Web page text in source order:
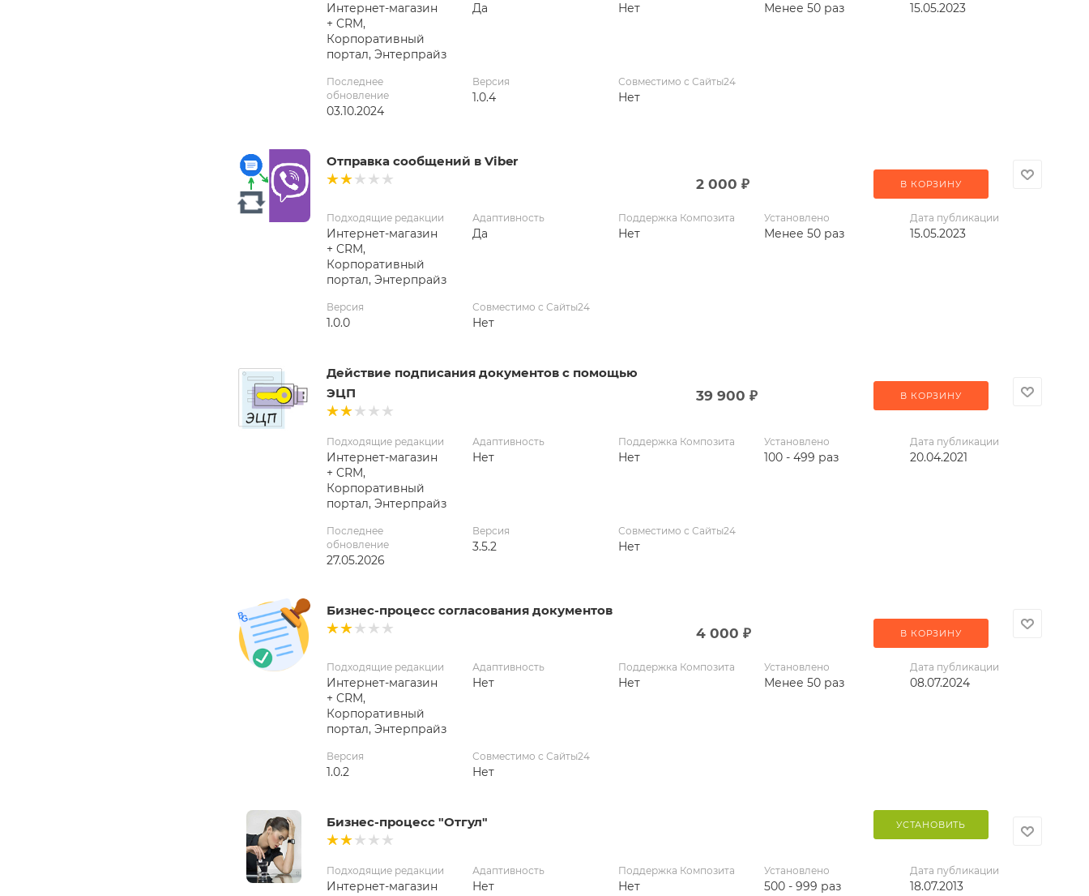
Интернет-магазин
+ CRM,
Корпоративный
портал, Энтерпрайз
Да Нет Менее 50 раз 15.05.2023
Последнее
обновление
03.10.2024
Версия
1.0.4
Совместимо с Сайты24
Нет
Отправка сообщений в Viber
2 000 ₽ В КОРЗИНУ
Подходящие редакции
Интернет-магазин
+ CRM,
Корпоративный
портал, Энтерпрайз
Адаптивность
Да
Поддержка Композита
Нет
Установлено
Менее 50 раз
Дата публикации
15.05.2023
Версия
1.0.0
Совместимо с Сайты24
Нет
Действие подписания документов с помощью
ЭЦП
39 900 ₽ В КОРЗИНУ
Подходящие редакции
Интернет-магазин
+ CRM,
Корпоративный
портал, Энтерпрайз
Адаптивность
Нет
Поддержка Композита
Нет
Установлено
100 - 499 раз
Дата публикации
20.04.2021
Последнее
обновление
27.05.2026
Версия
3.5.2
Совместимо с Сайты24
Нет
Бизнес-процесс согласования документов
4 000 ₽ В КОРЗИНУ
Подходящие редакции
Интернет-магазин
+ CRM,
Корпоративный
портал, Энтерпрайз
Адаптивность
Нет
Поддержка Композита
Нет
Установлено
Менее 50 раз
Дата публикации
08.07.2024
Версия
1.0.2
Совместимо с Сайты24
Нет
Бизнес-процесс "Отгул" УСТАНОВИТЬ
Подходящие редакции
Интернет-магазин
Адаптивность
Нет
Поддержка Композита
Нет
Установлено
500 - 999 раз
Дата публикации
18.07.2013